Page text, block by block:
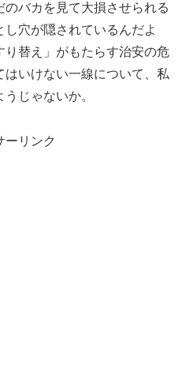
バカを見て大損させられる
穴が隠されているんだよ
替え」がもたらす治安の危
いけない一線について、私
じゃないか。
ーリンク